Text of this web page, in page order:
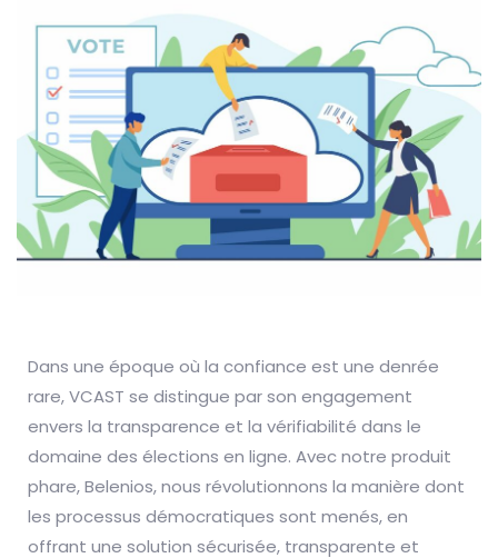
Dans une époque où la confiance est une denrée
rare, VCAST se distingue par son engagement
envers la transparence et la vérifiabilité dans le
domaine des élections en ligne. Avec notre produit
phare, Belenios, nous révolutionnons la manière dont
les processus démocratiques sont menés, en
offrant une solution sécurisée, transparente et